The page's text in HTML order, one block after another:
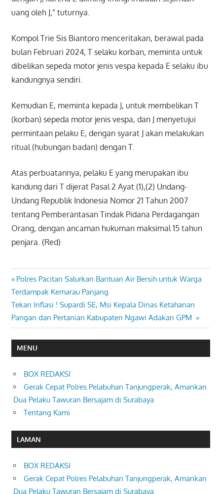
uang oleh J,” tuturnya.
Kompol Trie Sis Biantoro menceritakan, berawal pada
bulan Februari 2024, T selaku korban, meminta untuk
dibelikan sepeda motor jenis vespa kepada E selaku ibu
kandungnya sendiri.
Kemudian E, meminta kepada J, untuk membelikan T
(korban) sepeda motor jenis vespa, dan J menyetujui
permintaan pelaku E, dengan syarat J akan melakukan
ritual (hubungan badan) dengan T.
Atas perbuatannya, pelaku E yang merupakan ibu
kandung dari T dijerat Pasal 2 Ayat (1),(2) Undang-
Undang Republik Indonesia Nomor 21 Tahun 2007
tentang Pemberantasan Tindak Pidana Perdagangan
Orang, dengan ancaman hukuman maksimal 15 tahun
penjara. (Red)
Navigasi
pos
Previous
Post:
Polres Pacitan Salurkan Bantuan Air Bersih untuk Warga
Terdampak Kemarau Panjang
Next
Post:
Tekan Inflasi ! Supardi SE, Msi Kepala Dinas Ketahanan
Pangan dan Pertanian Kabupaten Ngawi Adakan GPM
MENU
BOX REDAKSI
Gerak Cepat Polres Pelabuhan Tanjungperak, Amankan
Dua Pelaku Tawuran Bersajam di Surabaya
Tentang Kami
LAMAN
BOX REDAKSI
Gerak Cepat Polres Pelabuhan Tanjungperak, Amankan
Dua Pelaku Tawuran Bersajam di Surabaya